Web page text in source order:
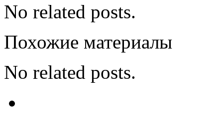
No related posts.
Похожие материалы
No related posts.